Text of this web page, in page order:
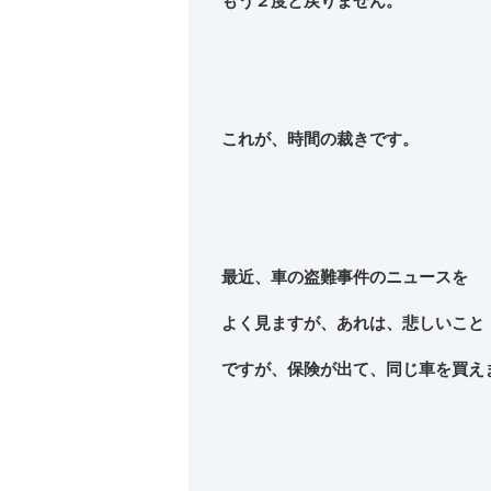
これが、時間の裁きです。
最近、車の盗難事件のニュースを
よく見ますが、あれは、悲しいこと
ですが、保険が出て、同じ車を買え